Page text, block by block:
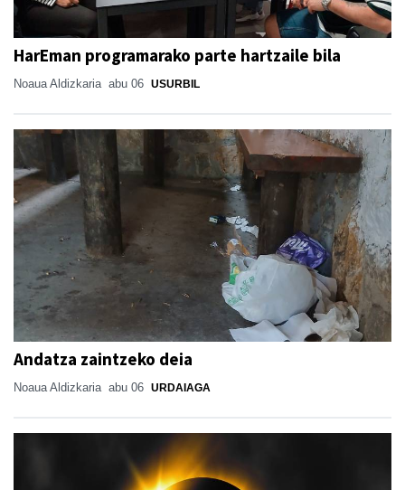
HarEman programarako parte hartzaile bila
Noaua Aldizkaria abu 06 USURBIL
Andatza zaintzeko deia
Noaua Aldizkaria abu 06 URDAIAGA